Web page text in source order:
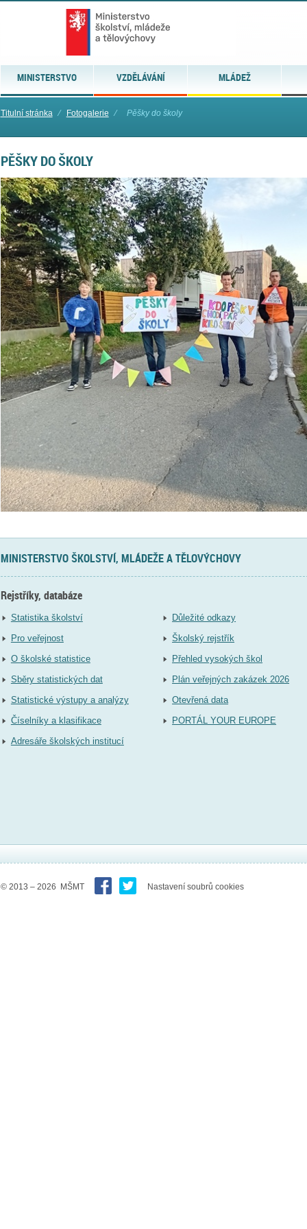
MINISTERSTVO VZDĚLÁVÁNÍ MLÁDEŽ
Titulní stránka ⁄ Fotogalerie ⁄ Pěšky do školy
PĚŠKY DO ŠKOLY
MINISTERSTVO ŠKOLSTVÍ, MLÁDEŽE A TĚLOVÝCHOVY
Rejstříky, databáze
Statistika školství
Pro veřejnost
O školské statistice
Sběry statistických dat
Statistické výstupy a analýzy
Číselníky a klasifikace
Adresáře školských institucí
Důležité odkazy
Školský rejstřík
Přehled vysokých škol
Plán veřejných zakázek 2026
Otevřená data
PORTÁL YOUR EUROPE
© 2013 – 2026 MŠMT Nastavení soubrů cookies